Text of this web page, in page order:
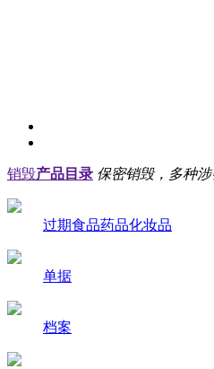
销毁产品目录 保密销毁，多种
过期食品药品化妆品
单据
档案